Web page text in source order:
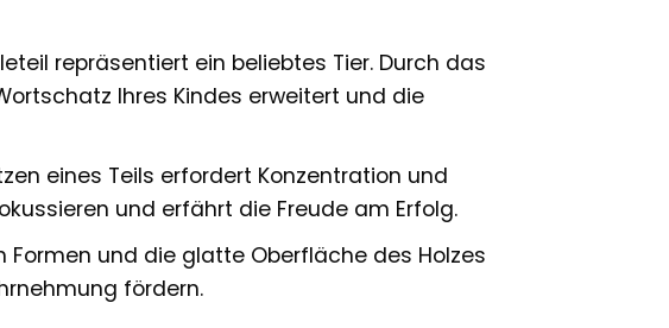
repräsentiert ein beliebtes Tier. Durch das
Ihres Kindes erweitert und die
eines Teils erfordert Konzentration und
und erfährt die Freude am Erfolg.
Formen und die glatte Oberfläche des Holzes
fördern.